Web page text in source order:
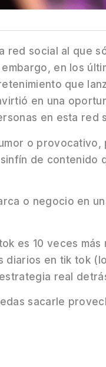
red social al que
en los
que
en una
en esta red
o provocativo,
de contenido
o negocio en
es 10 veces
diarios en tik tok
real
sacarle